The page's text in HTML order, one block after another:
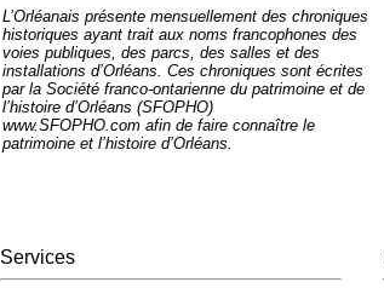
L’Orléanais présente mensuellement des chroniques
historiques ayant trait aux noms francophones des
voies publiques, des parcs, des salles et des
installations d’Orléans. Ces chroniques sont écrites
par la Société franco-ontarienne du patrimoine et de
l’histoire d’Orléans (SFOPHO)
www.SFOPHO.com afin de faire connaître le
patrimoine et l’histoire d’Orléans.
Services